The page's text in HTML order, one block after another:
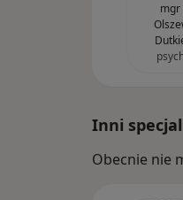
mgr
Inni
Obecnie nie